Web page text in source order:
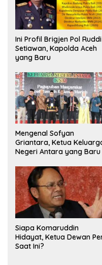
Ini Profil Brigjen Pol Ruddi
Setiawan, Kapolda Aceh
yang Baru
Mengenal Sofyan
Griantara, Ketua
Negeri Antara yang Baru
Siapa Komaruddin
Hidayat, Ketua Dewan
Saat Ini?